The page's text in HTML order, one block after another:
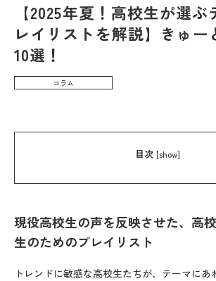
【2025年夏！高校生が選
レイリストを解説】きゅー
10選！
コラム
目次 [show]
現役高校生の声を反映させた、高
生のためのプレイリスト
トレンドに敏感な高校生たちが、テーマにあ